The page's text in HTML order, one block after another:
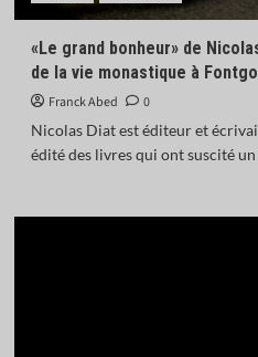
«Le grand bonheur» de
de la vie monastique à
Franck Abed
0
Nicolas Diat est éditeur et
édité des livres qui ont suscité